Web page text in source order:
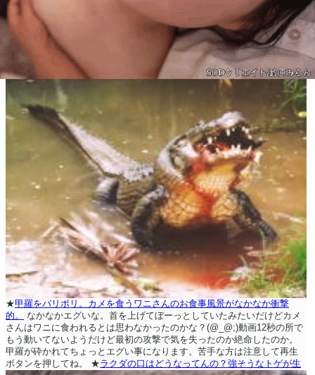
★甲羅をバリボリ。カメを食うワニさんのお食事風景がなかなか衝撃
的。
なかなかエグいな。首を上げてぼーっとしていたみたいだけどカメ
さんはワニに食われるとは思わなかったのかな？(@_@;)動画12秒の所で
もう動いてないようだけど最初の攻撃で気を失ったのか絶命したのか。
甲羅が砕かれてちょっとエグい事になります。苦手な方は注意して再生
ボタンを押してね。
★ラクダの口はどうなってんの？強そうなトゲが生